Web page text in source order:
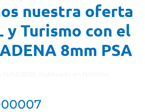
nuestra oferta
y Turismo con el
8mm PSA